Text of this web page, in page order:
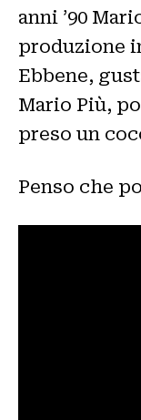
anni ’90
produzione
Ebbene,
Mario Più,
preso un
Penso che